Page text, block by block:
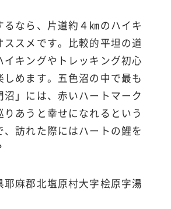
るなら、片道約４㎞のハイキ
ススメです。比較的平坦の道
イキングやトレッキング初心
しめます。五色沼の中で最も
沼」には、赤いハートマーク
りあうと幸せになれるという
、訪れた際にはハートの鯉を
耶麻郡北塩原村大字桧原字湯